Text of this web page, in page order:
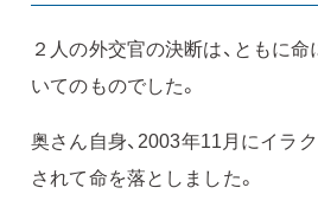
２人の外交官の決断は、ともに
いてのものでした。
奥さん自身、2003年11月にイラ
されて命を落としました。